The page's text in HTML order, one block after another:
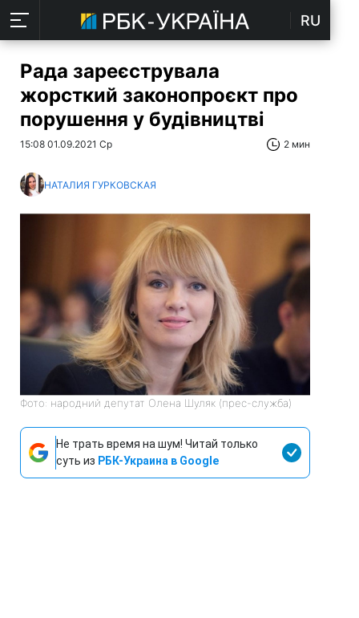
RU
Рада зареєструвала
жорсткий законопроєкт про
порушення у будівництві
15:08 01.09.2021 Ср 2 мин
НАТАЛИЯ ГУРКОВСКАЯ
Фото: народний депутат Олена Шуляк (прес-служба)
Не трать время на шум! Читай только
суть из РБК-Украина в Google